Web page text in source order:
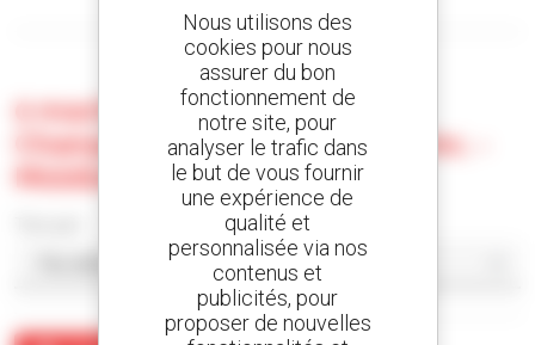
Afficher les filtres de recherche
0 machine d'occasion chez
Champlain Valley Equipment, Inc. -
Nous utilisons des
cookies pour nous
assurer du bon
fonctionnement de
notre site, pour
analyser le trafic dans
le but de vous fournir
une expérience de
qualité et
personnalisée via nos
contenus et
publicités, pour
proposer de nouvelles